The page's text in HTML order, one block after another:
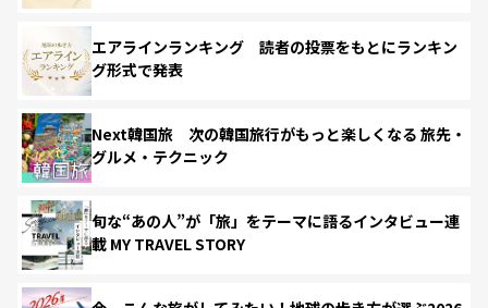
エアラインランキング 読者の投票をもとにランキン
グ形式で発表
Next韓国旅 次の韓国旅行がもっと楽しくなる 旅先・
グルメ・テクニック
旬な“あの人”が「旅」をテーマに語るインタビュー連
載 MY TRAVEL STORY